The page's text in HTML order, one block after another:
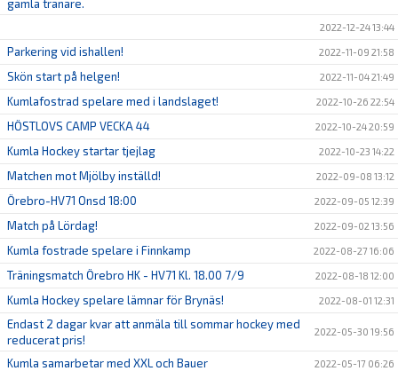
gamla tränare.
2022-12-24 13:44
Parkering vid ishallen! 2022-11-09 21:58
Skön start på helgen! 2022-11-04 21:49
Kumlafostrad spelare med i landslaget! 2022-10-26 22:54
HÖSTLOVS CAMP VECKA 44 2022-10-24 20:59
Kumla Hockey startar tjejlag 2022-10-23 14:22
Matchen mot Mjölby inställd! 2022-09-08 13:12
Örebro-HV71 Onsd 18:00 2022-09-05 12:39
Match på Lördag! 2022-09-02 13:56
Kumla fostrade spelare i Finnkamp 2022-08-27 16:06
Träningsmatch Örebro HK - HV71 Kl. 18.00 7/9 2022-08-18 12:00
Kumla Hockey spelare lämnar för Brynäs! 2022-08-01 12:31
Endast 2 dagar kvar att anmäla till sommar hockey med
reducerat pris!
2022-05-30 19:56
Kumla samarbetar med XXL och Bauer 2022-05-17 06:26